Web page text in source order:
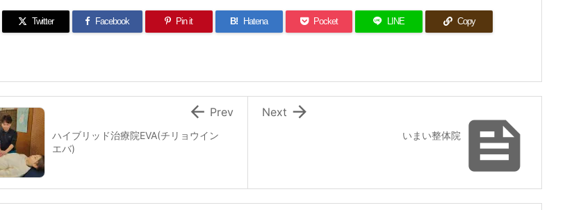
Twitter Facebook Pin it B! Hatena Pocket LINE Copy

いまい整体院

Next
ハイブリッド治療院EVA(チリョウイン
エバ)
 Prev